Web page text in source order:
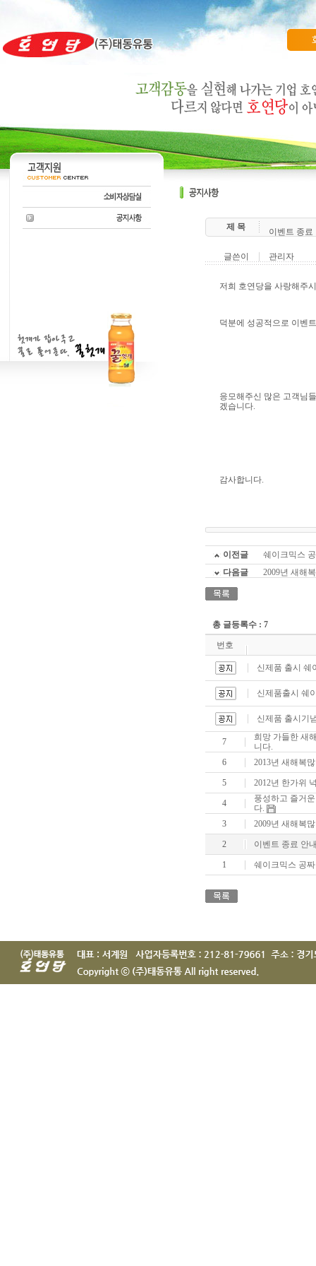
제 목 이벤트 종료
글쓴이 관리자
저희 호연당을 사랑해주
덕분에 성공적으로 이벤
응모해주신 많은 고객님
겠습니다.
감사합니다.
이전글
쉐이크믹스
다음글
2009년 새해
총 글등록수 : 7
번호
신제품 출시 쉐
신제품출시 쉐
신제품 출시기
7
희망 가들한 새
니다.
6
2013년 새해복
5 2012년 한가위
4
풍성하고 즐거
다.
3
2009년 새해복
2 이벤트 종료 안
1 쉐이크믹스 공